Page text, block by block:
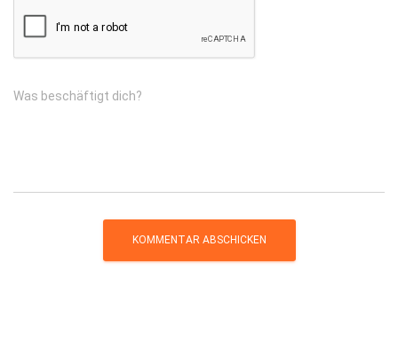
Was beschäftigt dich?